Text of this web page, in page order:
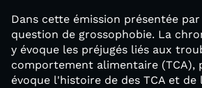
Dans cette émission présentée par
question de grossophobie. La
y évoque les préjugés liés aux
comportement alimentaire (TCA),
évoque l'histoire de des TCA et de